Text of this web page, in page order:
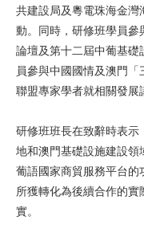
共建設局及粵電珠海金
動。同時，研修班學員
論壇及第十二屆中葡基
員參與中國國情及澳門
聯盟專家學者就相關發展
研修班班長在致辭時表
地和澳門基礎設施建設
葡語國家商貿服務平台
所獲轉化為後續合作的
實。